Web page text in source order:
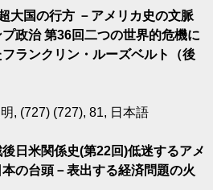
大国の行方 －アメリカ史の文脈
政治 第36回二つの世界的危機に
ランクリン・ルーズベルト（後
, (727) (727), 81, 日本語
日米関係史(第22回)低迷するアメ
の台頭－表出する経済問題の火